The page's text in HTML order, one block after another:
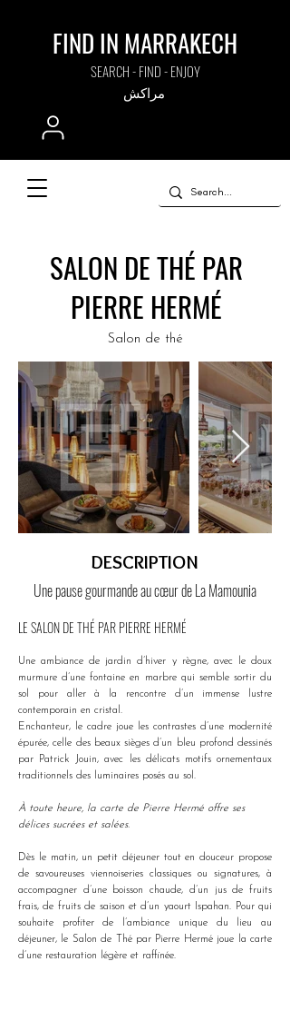
FIND IN MARRAKECH
SEARCH - FIND - ENJOY
مراكش
SALON DE THÉ PAR
PIERRE HERMÉ
Salon de thé
DESCRIPTION
Une pause gourmande au cœur de La Mamounia
LE SALON DE THÉ PAR PIERRE HERMÉ
Une ambiance de jardin d’hiver y règne, avec le doux
murmure d’une fontaine en marbre qui semble sortir du
sol pour aller à la rencontre d’un immense lustre
contemporain en cristal.
Enchanteur, le cadre joue les contrastes d’une modernité
épurée, celle des beaux sièges d’un bleu profond dessinés
par Patrick Jouin, avec les délicats motifs ornementaux
traditionnels des luminaires posés au sol.
À toute heure, la carte de Pierre Hermé offre ses
délices sucrées et salées.
Dès le matin, un petit déjeuner tout en douceur propose
de savoureuses viennoiseries classiques ou signatures, à
accompagner d’une boisson chaude, d’un jus de fruits
frais, de fruits de saison et d’un yaourt Ispahan. Pour qui
souhaite profiter de l’ambiance unique du lieu au
déjeuner, le Salon de Thé par Pierre Hermé joue la carte
d’une restauration légère et raffinée.